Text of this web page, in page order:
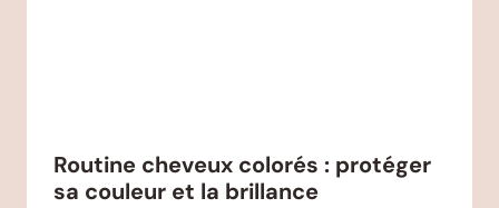
Routine cheveux colorés : protéger
sa couleur et la brillance